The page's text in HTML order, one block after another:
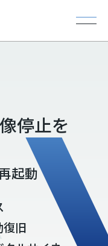
停止を
起動
復旧